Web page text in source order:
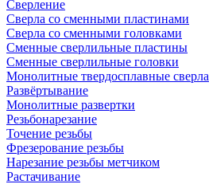
Сверление
Сверла со сменными пластинами
Сверла со сменными головками
Сменные сверлильные пластины
Сменные сверлильные головки
Монолитные твердосплавные сверла
Развёртывание
Монолитные развертки
Резьбонарезание
Точение резьбы
Фрезерование резьбы
Нарезание резьбы метчиком
Растачивание